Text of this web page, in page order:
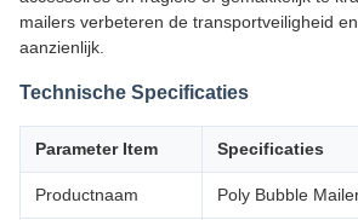
mailers verbeteren de transportveiligheid
aanzienlijk.
Technische Specificaties
Parameter Item Specificaties
Productnaam Poly Bubble